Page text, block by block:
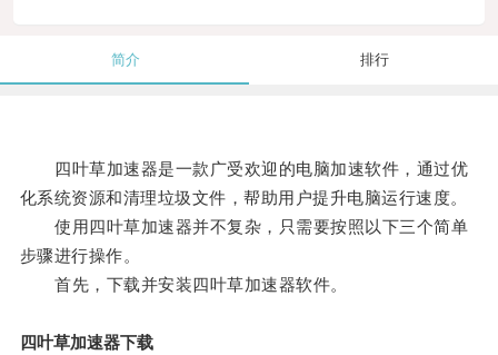
简介 排行
四叶草加速器是一款广受欢迎的电脑加速软件，通过优
化系统资源和清理垃圾文件，帮助用户提升电脑运行速度。
使用四叶草加速器并不复杂，只需要按照以下三个简单
步骤进行操作。
首先，下载并安装四叶草加速器软件。
四叶草加速器下载